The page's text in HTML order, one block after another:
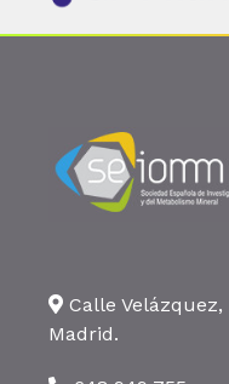
Calle Velázquez,
Madrid.